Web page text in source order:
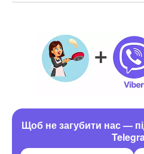
Щоб не загубити нас —